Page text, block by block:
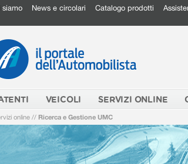
siamo News e circolari Catalogo prodotti
VEICOLI SERVIZI ONLINE
online // Ricerca e Gestione UMC